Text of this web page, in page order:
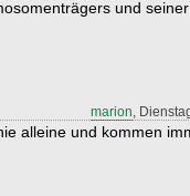
und
marion,
alleine und kommen